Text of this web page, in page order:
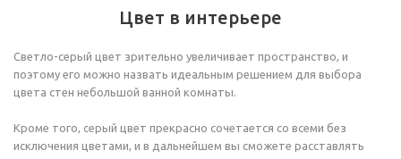
Цвет в интерьере
Светло-серый цвет зрительно увеличивает пространство, и
поэтому его можно назвать идеальным решением для выбора
цвета стен небольшой ванной комнаты.
Кроме того, серый цвет прекрасно сочетается со всеми без
исключения цветами, и в дальнейшем вы сможете расставлять